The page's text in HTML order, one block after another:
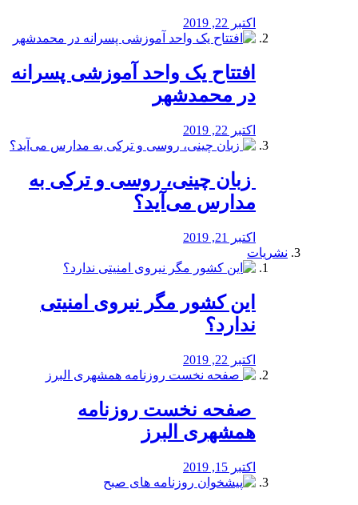
اکتبر 22, 2019
افتتاح یک واحد آموزشی پسرانه
در محمدشهر
اکتبر 22, 2019
️ زبان چینی، روسی و ترکی به
مدارس می‌آید؟
اکتبر 21, 2019
نشریات
این کشور مگر نیروی امنیتی
ندارد؟
اکتبر 22, 2019
️ صفحه نخست روزنامه‌
همشهری البرز
اکتبر 15, 2019